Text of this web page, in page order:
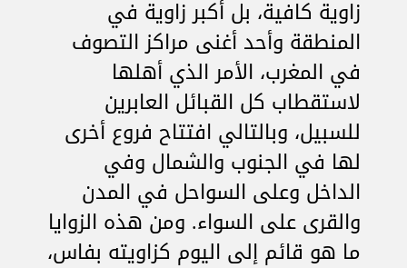
زاوية كافية، بل أكبر زاوية في
المنطقة وأحد أغنى مراكز التصوف
في المغرب، الأمر الذي أهلها
لاستقطاب كل القبائل العابرين
للسبيل، وبالتالي افتتاح فروع أخرى
لها في الجنوب والشمال وفي
الداخل وعلى السواحل في المدن
والقرى على السواء. ومن هذه الزوايا
ما هو قائم إلى اليوم كزاويته بفاس،